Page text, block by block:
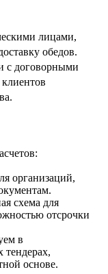
лицами,
обедов.
с договорными
организаций,
схема для
отсрочки
в
тендерах,
основе.